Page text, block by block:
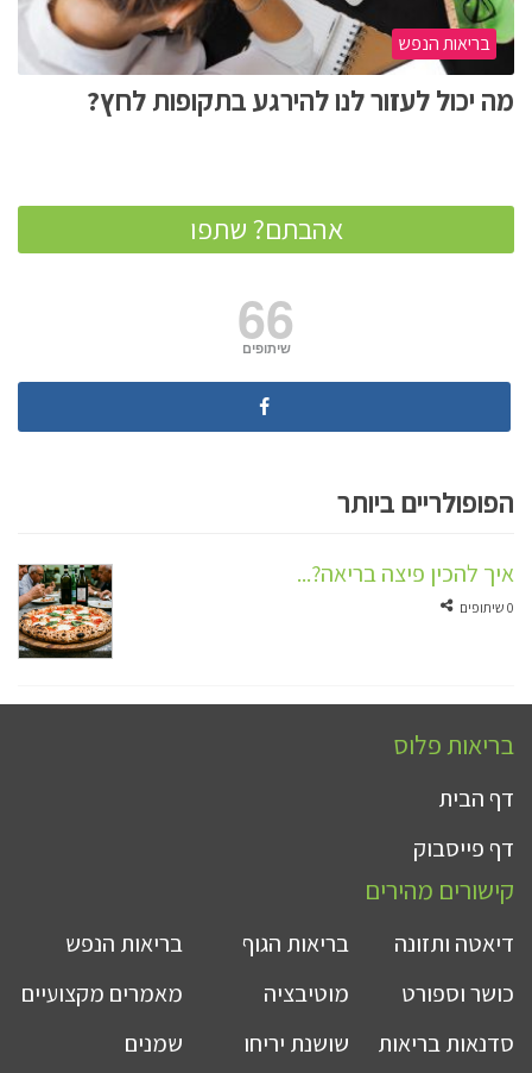
בריאות הנפש
מה יכול לעזור לנו להירגע בתקופות לחץ?
אהבתם? שתפו
66
שיתופים
הפופולריים ביותר
איך להכין פיצה בריאה?...
0 שיתופים
בריאות פלוס
דף הבית
דף פייסבוק
קישורים מהירים
דיאטה ותזונה בריאות הגוף
בריאות הנפש
כושר וספורט
מוטיבציה
מאמרים מקצועיים
סדנאות בריאות
שושנת יריחו שמנים